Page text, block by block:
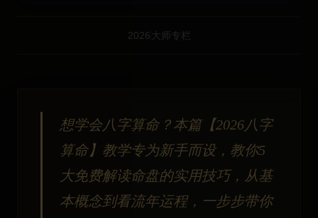
2026 大师专栏
想学会八字算命？本篇【2026八字
算命】教学专为新手而设，教你5
大免费解读命盘的实用技巧，从基
本概念到看流年运程，一步步带你